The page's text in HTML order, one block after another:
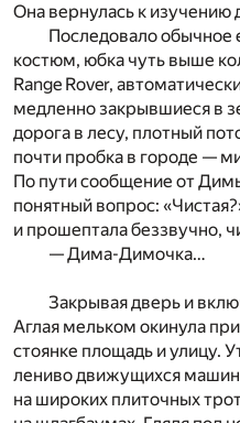
Она вернулась к изучению
Последовало обычное
костюм, юбка чуть выше
Range Rover,
медленно закрывшиеся в
дорога в лесу, плотный
почти пробка в городе —
По пути сообщение от
понятный вопрос:
и прошептала беззвучно,
— Дима-Димочка…
Закрывая дверь и
Аглая мельком окинула
стоянке площадь и улицу.
лениво движущихся
на широких плиточных